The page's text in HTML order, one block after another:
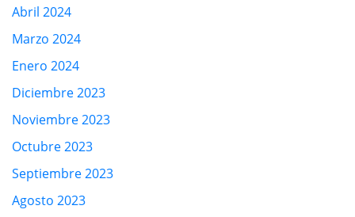
Abril 2024
Marzo 2024
Enero 2024
Diciembre 2023
Noviembre 2023
Octubre 2023
Septiembre 2023
Agosto 2023